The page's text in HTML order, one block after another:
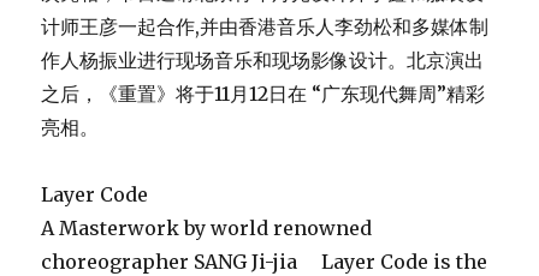
计师王彦一起合作,并由香港音乐人李劲松和多媒体制
作人杨振业进行现场音乐和现场影像设计。北京演出
之后，《重置》将于11月12日在 “广东现代舞周”精彩
亮相。
Layer Code
A Masterwork by world renowned
choreographer SANG Ji-jia Layer Code is the